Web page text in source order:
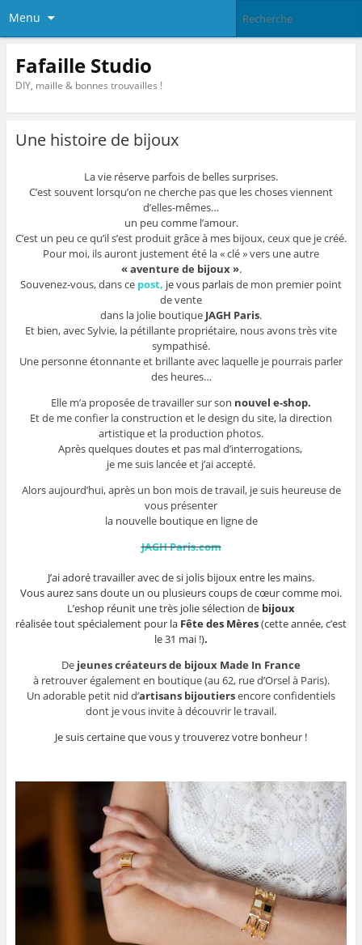
Menu
Fafaille Studio
DIY, maille & bonnes trouvailles !
Une histoire de bijoux
La vie réserve parfois de belles surprises.
C’est souvent lorsqu’on ne cherche pas que les choses viennent
d’elles-mêmes…
un peu comme l’amour.
C’est un peu ce qu’il s’est produit grâce à mes bijoux, ceux que je créé.
Pour moi, ils auront justement été la « clé » vers une autre
« aventure de bijoux ».
Souvenez-vous, dans ce post, je vous parlaisde mon premier point
de vente
dans la jolie boutique JAGH Paris.
Et bien, avec Sylvie, la pétillante propriétaire, nous avons très vite
sympathisé.
Une personne étonnante et brillante avec laquelle je pourrais parler
des heures…
Elle m’a proposée de travailler sur son nouvel e-shop.
Et de me confier la construction et le design du site, la direction
artistique et la production photos.
Après quelques doutes et pas mal d’interrogations,
je me suis lancée et j’ai accepté.
Alors aujourd’hui, après un bon mois de travail, je suis heureuse de
vous présenter
la nouvelle boutique en ligne de
JAGH Paris.com
J’ai adoré travailler avec de si jolis bijoux entre les mains.
Vous aurez sans doute un ou plusieurs coups de cœur comme moi.
L’eshop réunit une très jolie sélection de bijoux
réalisée tout spécialement pour la Fête des Mères(cette année, c’est
le 31 mai !).
De jeunes créateurs de bijoux Made In France
à retrouver également en boutique (au 62, rue d’Orsel à Paris).
Un adorable petit nid d’artisans bijoutiersencore confidentiels
dont je vous invite à découvrir le travail.
Je suis certaine que vous y trouverez votre bonheur !